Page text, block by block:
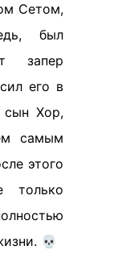
Сетом,
был
запер
его в
сын Хор,
самым
этого
только
💀